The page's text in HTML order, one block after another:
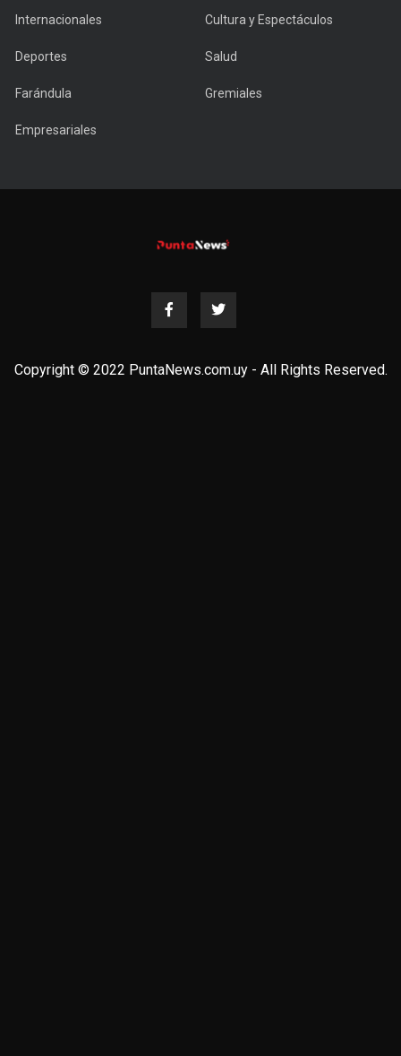
Internacionales Cultura y Espectáculos
Deportes Salud
Farándula Gremiales
Empresariales
Copyright © 2022 PuntaNews.com.uy - All Rights Reserved.